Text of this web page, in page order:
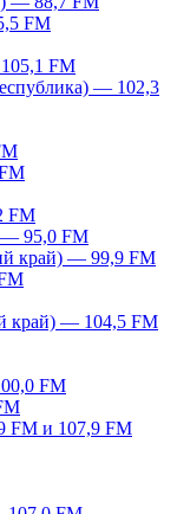
FM
FM
— 102,3
FM
— 95,0 FM
край) — 99,9 FM
край) — 104,5 FM
FM
FM и 107,9 FM